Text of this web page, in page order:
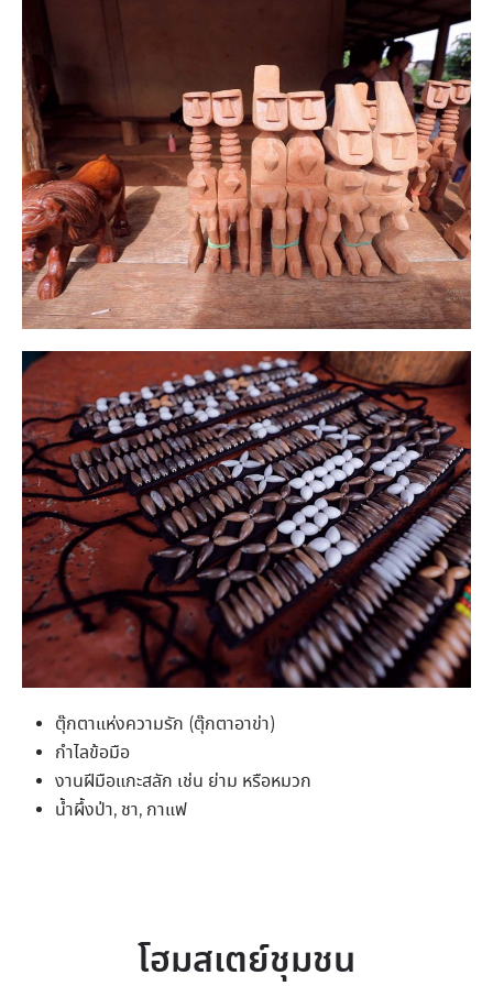
ตุ๊กตาแห่งความรัก (ตุ๊กตาอาข่า)
กำไลข้อมือ
งานฝีมือแกะสลัก เช่น ย่าม หรือหมวก
น้ำผึ้งป่า, ชา, กาแฟ
โฮมสเตย์ชุมชน